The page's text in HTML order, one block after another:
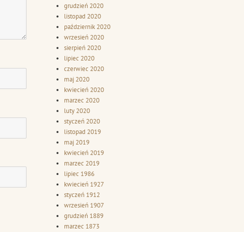
grudzień 2020
listopad 2020
październik 2020
wrzesień 2020
sierpień 2020
lipiec 2020
czerwiec 2020
maj 2020
kwiecień 2020
marzec 2020
luty 2020
styczeń 2020
listopad 2019
maj 2019
kwiecień 2019
marzec 2019
lipiec 1986
kwiecień 1927
styczeń 1912
wrzesień 1907
grudzień 1889
marzec 1873